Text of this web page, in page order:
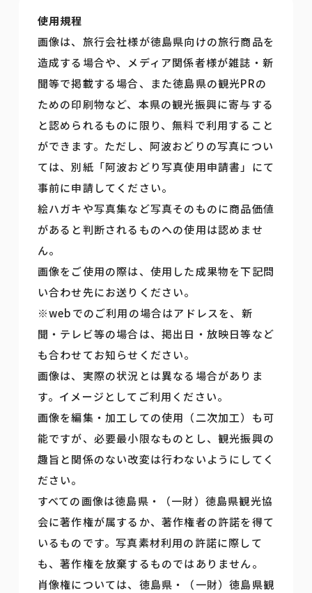
使用規程
画像は、旅行会社様が徳島県向けの旅行商品を
造成する場合や、メディア関係者様が雑誌・新
聞等で掲載する場合、また徳島県の観光PRの
ための印刷物など、本県の観光振興に寄与する
と認められるものに限り、無料で利用すること
ができます。ただし、阿波おどりの写真につい
ては、別紙「阿波おどり写真使用申請書」にて
事前に申請してください。
絵ハガキや写真集など写真そのものに商品価値
があると判断されるものへの使用は認めませ
ん。
画像をご使用の際は、使用した成果物を下記問
い合わせ先にお送りください。
※webでのご利用の場合はアドレスを、新
聞・テレビ等の場合は、掲出日・放映日等など
も合わせてお知らせください。
画像は、実際の状況とは異なる場合がありま
す。イメージとしてご利用ください。
画像を編集・加工しての使用（二次加工）も可
能ですが、必要最小限なものとし、観光振興の
趣旨と関係のない改変は行わないようにしてく
ださい。
すべての画像は徳島県・（一財）徳島県観光協
会に著作権が属するか、著作権者の許諾を得て
いるものです。写真素材利用の許諾に際して
も、著作権を放棄するものではありません。
肖像権については、徳島県・（一財）徳島県観